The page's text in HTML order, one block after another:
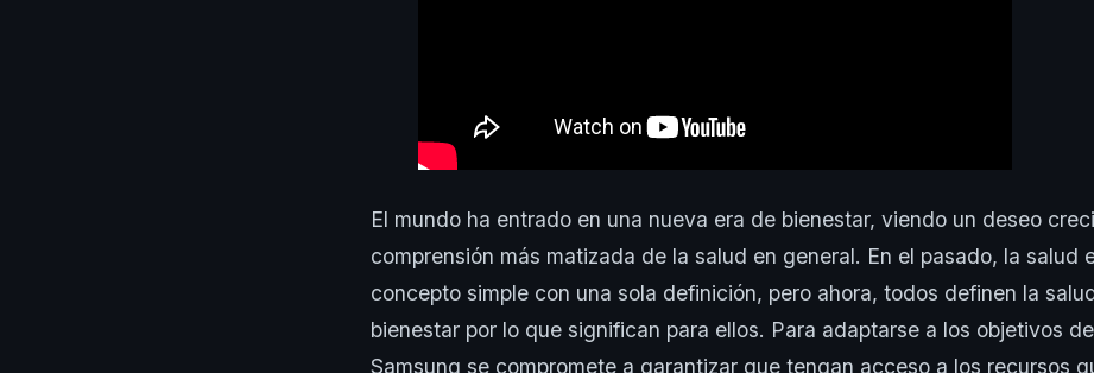
El mundo ha entrado en una nueva era de bienestar, viendo un deseo
comprensión más matizada de la salud en general. En el pasado, la salud
concepto simple con una sola definición, pero ahora, todos definen la
bienestar por lo que significan para ellos. Para adaptarse a los objetivos
Samsung se compromete a garantizar que tengan acceso a los recursos